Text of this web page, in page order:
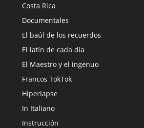
Costa Rica
Documentales
El baúl de los recuerdos
El latín de cada día
El Maestro y el ingenuo
Francos TokTok
Hiperlapse
In Italiano
Instrucción